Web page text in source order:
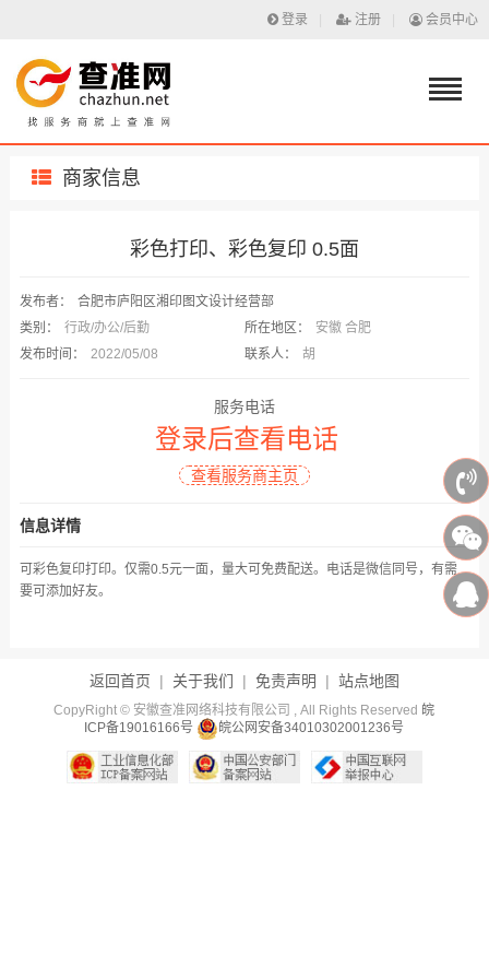
登录 注册 会员中心
商家信息
彩色打印、彩色复印 0.5面
发布者：
合肥市庐阳区湘印图文设计经营部
类别：
行政/办公/后勤 所在地区：
安徽 合肥
发布时间：
2022/05/08 联系人： 胡
服务电话
登录后查看电话
查看服务商主页
信息详情
可彩色复印打印。仅需0.5元一面，量大可免费配送。电话是微信同号，有需
要可添加好友。
返回首页 | 关于我们 | 免责声明 | 站点地图
CopyRight © 安徽查准网络科技有限公司 , All Rights Reserved 皖
ICP备19016166号
皖公网安备34010302001236号